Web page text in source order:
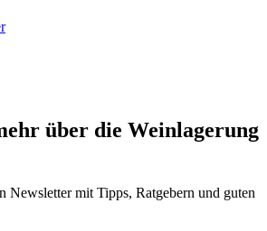
über die Weinlagerung
Newsletter mit Tipps, Ratgebern und guten